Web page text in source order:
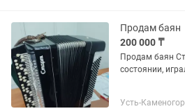
Продам баян
200 000 ₸
Продам баян
состоянии,
Усть-